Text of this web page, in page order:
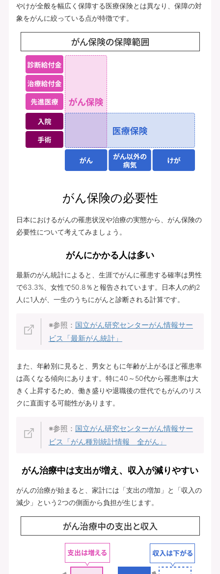
やけが全般を幅広く保障する医療保険とは異なり、保障の対
象をがんに絞っている点が特徴です。
がん保険の必要性
日本におけるがんの罹患状況や治療の実態から、がん保険の
必要性について考えてみましょう。
がんにかかる人は多い
最新のがん統計によると、生涯でがんに罹患する確率は男性
で63.3%、女性で50.8％と報告されています。日本人の約2
人に1人が、一生のうちにがんと診断される計算です。
※参照： 国立がん研究センターがん情報サー
ビス「最新がん統計」
また、年齢別に見ると、男女ともに年齢が上がるほど罹患率
は高くなる傾向にあります。特に40～50代から罹患率は大
きく上昇するため、働き盛りや退職後の世代でもがんのリス
クに直面する可能性があります。
※参照： 国立がん研究センターがん情報サー
ビス「がん種別統計情報 全がん」
がん治療中は支出が増え、収入が減りやすい
がんの治療が始まると、家計には「支出の増加」と「収入の
減少」という2つの側面から負担が生じます。